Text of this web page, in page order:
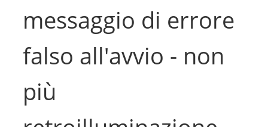
messaggio di errore
falso all'avvio - non
più